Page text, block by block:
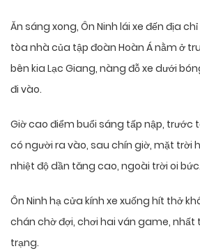
Ăn sáng xong, Ôn Ninh lái xe đến địa
tòa nhà của tập đoàn Hoàn Á nằm ở
bên kia Lạc Giang, nàng đỗ xe dưới
đi vào.
Giờ cao điểm buổi sáng tấp nập, trước
có người ra vào, sau chín giờ, mặt trời
nhiệt độ dần tăng cao, ngoài trời oi bức.
Ôn Ninh hạ cửa kính xe xuống hít thở
chán chờ đợi, chơi hai ván game,
trạng.